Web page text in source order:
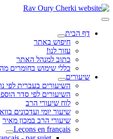
דף הבית
חיפוש באתר
עזור לנו!
כתוב למנהל האתר
כללי שימוש בחומרים
שיעורים
השיעורים בעברית לפי
השיעורים לפי סדר
לוח שיעורי הרב
שיעור יומי ועדכונים
שיעורי הרב במכון מאיר
Leçons en français